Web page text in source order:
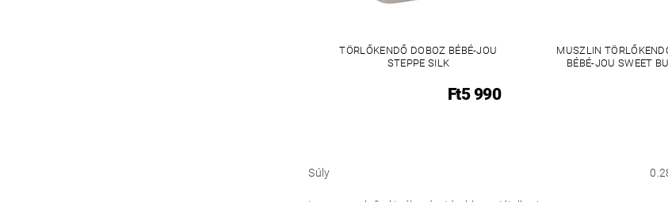
TÖRLŐKENDŐ DOBOZ BÉBÉ-JOU
STEPPE SILK
Ft5 990
MUSZLIN
BÉBÉ-JOU SWEET
Súly